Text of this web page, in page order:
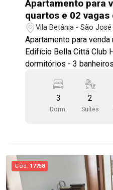
Apartamento para
quartos e 02 vagas
no bairro Vila
Vila Betânia - São
Apartamento para
Edifício Bella Cittá Club House - Com
dormitórios - 3 banheiros Apartamento com:
- banheiro social - sala
gourmet fechada em
americana planejada - área de serviço - 2 vagas
Salão de jogos - Quadra
e brinquedoteca - Cinema
com segurança e comodidade
3
Dorm.
2
Suítes
Cód. 17758